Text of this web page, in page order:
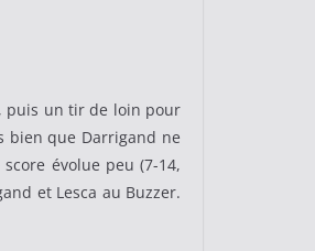
puis un tir de loin pour
bien que Darrigand ne
évolue peu (7-14,
et Lesca au Buzzer.